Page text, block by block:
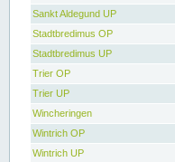
Sankt Aldegund UP
Stadtbredimus OP
Stadtbredimus UP
Trier OP
Trier UP
Wincheringen
Wintrich OP
Wintrich UP